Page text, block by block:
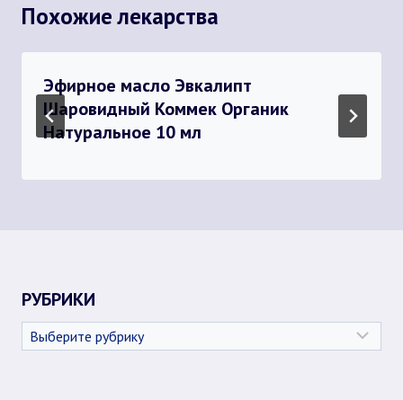
Похожие лекарства
Эфирное масло Эвкалипт
Шаровидный Коммек Органик
Натуральное 10 мл
РУБРИКИ
Рубрики